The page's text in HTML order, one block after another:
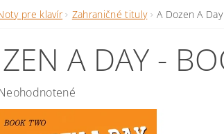
pre klavír Zahraničné tituly A Dozen A
A DAY -